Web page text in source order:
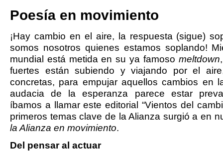
Poesía en movimiento
¡Hay cambio en el aire, la respuesta (sigue)
somos nosotros quienes estamos soplando!
mundial está metida en su ya famoso meltdown
fuertes están subiendo y viajando por el
concretas, para empujar aquellos cambios en
audacia de la esperanza parece estar
íbamos a llamar este editorial “Vientos del
primeros temas clave de la Alianza surgió a en
la Alianza en movimiento.
Del pensar al actuar